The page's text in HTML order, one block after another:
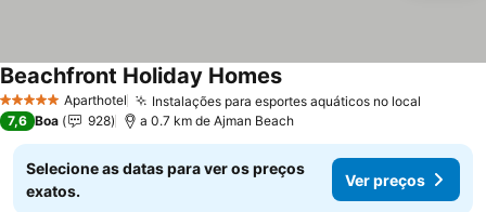
5 Estrelas Aparthotel Instalações para esportes aquáticos no local
Beachfront Holiday Homes
7,6 Boa 928 a 0.7 km de Ajman Beach
Selecione as datas para ver os preços
exatos.
Ver preços